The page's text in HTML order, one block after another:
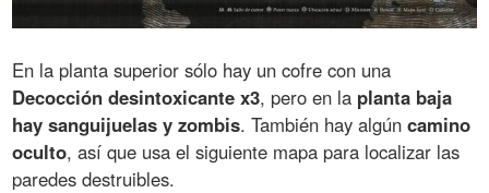
En la planta superior sólo hay un cofre con una
Decocción desintoxicante x3, pero en la planta baja
hay sanguijuelas y zombis. También hay algúncamino
oculto, así que usa el siguiente mapa para localizar las
paredes destruibles.